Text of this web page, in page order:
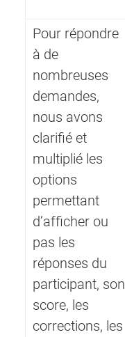
Pour répondre
à de
nombreuses
demandes,
nous avons
clarifié et
multiplié les
options
permettant
d’afficher ou
pas les
réponses du
participant, son
score, les
corrections, les